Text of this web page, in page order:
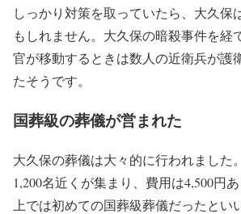
しっかり対策を取っていたら、大久保
もしれません。大久保の暗殺事件を経
官が移動するときは数人の近衛兵が護
たそうです。
国葬級の葬儀が営まれた
大久保の葬儀は大々的に行われました
1,200名近くが集まり、費用は4,500円
上では初めての国葬級葬儀だったとい